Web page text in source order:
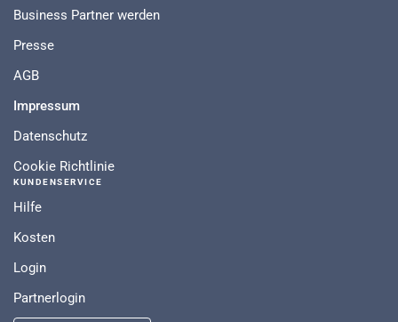
Business Partner werden
Presse
AGB
Impressum
Datenschutz
Cookie Richtlinie
KUNDENSERVICE
Hilfe
Kosten
Login
Partnerlogin